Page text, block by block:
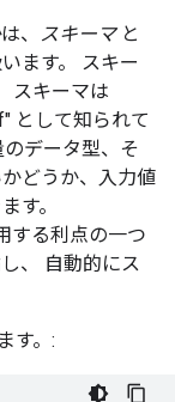
、 スキーマと
ます。 スキー
スキーマは
として知られて
データ型、そ
どうか、入力値
す。
する利点の一つ
、 自動的にス
す。: